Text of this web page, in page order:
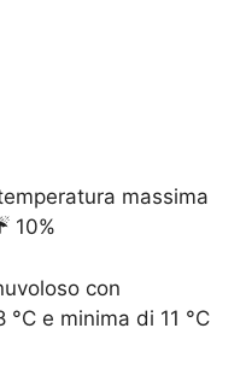
massima
10%
con
e minima di 11 °C